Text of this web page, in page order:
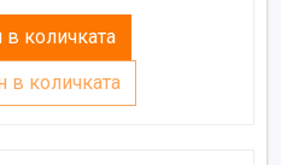
количката
в количката